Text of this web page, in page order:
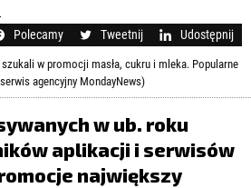
Polecamy Tweetnij Udostępnij
w promocji masła, cukru i mleka. Popularne
agencyjny MondayNews)
w ub. roku
aplikacji i serwisów
największy